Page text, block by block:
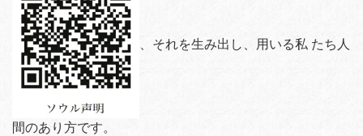
、それを生み出し、用いる私 たち人
間のあり方です。